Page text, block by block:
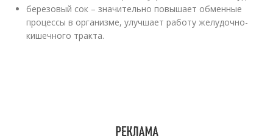
березовый сок – значительно повышает обменные
процессы в организме, улучшает работу желудочно-
кишечного тракта.